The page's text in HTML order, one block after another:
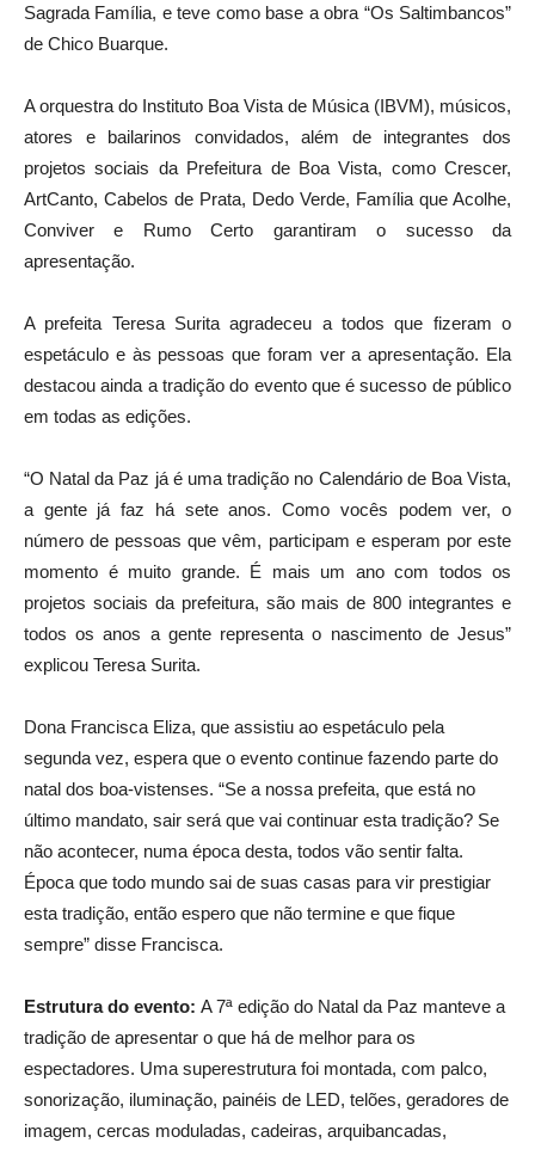
Sagrada Família, e teve como base a obra “Os Saltimbancos”
de Chico Buarque.
A orquestra do Instituto Boa Vista de Música (IBVM), músicos,
atores e bailarinos convidados, além de integrantes dos
projetos sociais da Prefeitura de Boa Vista, como Crescer,
ArtCanto, Cabelos de Prata, Dedo Verde, Família que Acolhe,
Conviver e Rumo Certo garantiram o sucesso da
apresentação.
A prefeita Teresa Surita agradeceu a todos que fizeram o
espetáculo e às pessoas que foram ver a apresentação. Ela
destacou ainda a tradição do evento que é sucesso de público
em todas as edições.
“O Natal da Paz já é uma tradição no Calendário de Boa Vista,
a gente já faz há sete anos. Como vocês podem ver, o
número de pessoas que vêm, participam e esperam por este
momento é muito grande. É mais um ano com todos os
projetos sociais da prefeitura, são mais de 800 integrantes e
todos os anos a gente representa o nascimento de Jesus”
explicou Teresa Surita.
Dona Francisca Eliza, que assistiu ao espetáculo pela
segunda vez, espera que o evento continue fazendo parte do
natal dos boa-vistenses. “Se a nossa prefeita, que está no
último mandato, sair será que vai continuar esta tradição? Se
não acontecer, numa época desta, todos vão sentir falta.
Época que todo mundo sai de suas casas para vir prestigiar
esta tradição, então espero que não termine e que fique
sempre” disse Francisca.
Estrutura do evento: A 7ª edição do Natal da Paz manteve a
tradição de apresentar o que há de melhor para os
espectadores. Uma superestrutura foi montada, com palco,
sonorização, iluminação, painéis de LED, telões, geradores de
imagem, cercas moduladas, cadeiras, arquibancadas,